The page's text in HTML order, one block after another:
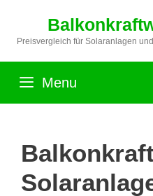
springen
Preisvergleich für Solaranlagen
Menu